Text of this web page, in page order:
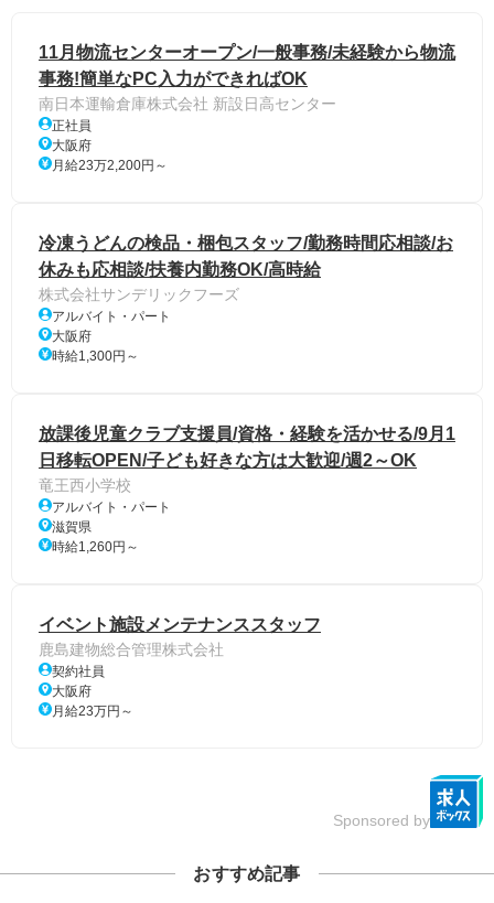
11月物流センターオープン/一般事務/未経験から物流
事務!簡単なPC入力ができればOK
南日本運輸倉庫株式会社 新設日高センター
正社員
大阪府
月給23万2,200円～
冷凍うどんの検品・梱包スタッフ/勤務時間応相談/お
休みも応相談/扶養内勤務OK/高時給
株式会社サンデリックフーズ
アルバイト・パート
大阪府
時給1,300円～
放課後児童クラブ支援員/資格・経験を活かせる/9月1
日移転OPEN/子ども好きな方は大歓迎/週2～OK
竜王西小学校
アルバイト・パート
滋賀県
時給1,260円～
イベント施設メンテナンススタッフ
鹿島建物総合管理株式会社
契約社員
大阪府
月給23万円～
Sponsored by
おすすめ記事